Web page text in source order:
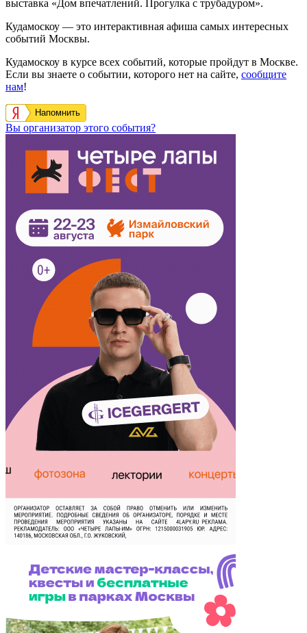
выставка «Дом впечатлений. Прогулка с трубадуром».
Кудамоскоу — это интерактивная афиша самых интересных
событий Москвы.
Кудамоскоу в курсе всех событий, которые пройдут в Москве.
Если вы знаете о событии, которого нет на сайте, сообщите
нам!
Напомнить
Вы организатор этого события?